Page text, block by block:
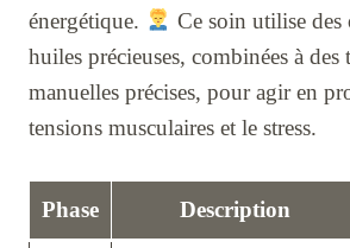
énergétique.
Ce soin utilise des
huiles précieuses, combinées à des
manuelles précises, pour agir en
tensions musculaires et le stress.
Phase Description